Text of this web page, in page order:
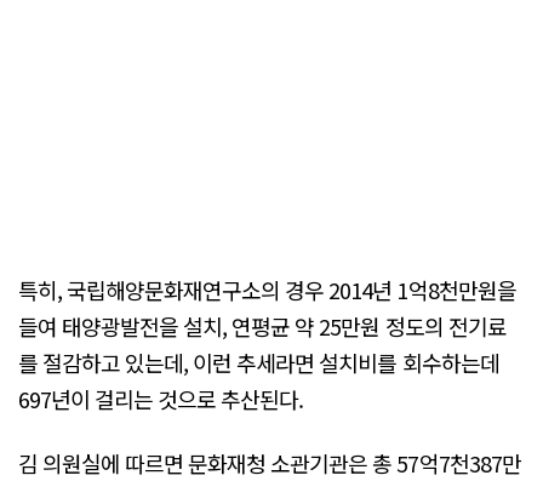
특히, 국립해양문화재연구소의 경우 2014년 1억8천만원을
들여 태양광발전을 설치, 연평균 약 25만원 정도의 전기료
를 절감하고 있는데, 이런 추세라면 설치비를 회수하는데
697년이 걸리는 것으로 추산된다.
김 의원실에 따르면 문화재청 소관기관은 총 57억7천387만